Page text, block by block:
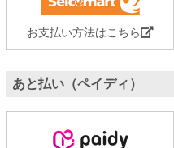
お支払い方法はこちら
あと払い（ペイディ）